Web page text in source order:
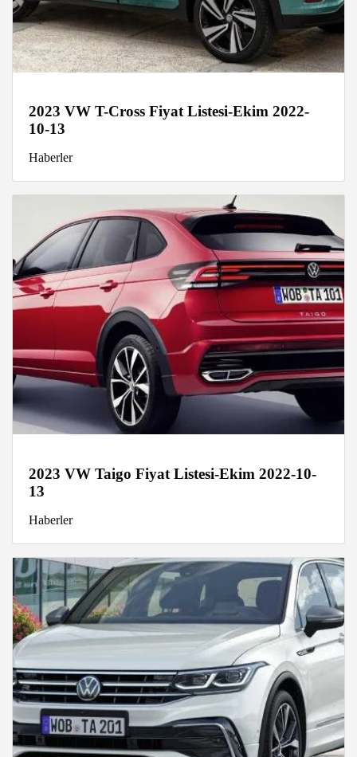
2023 VW T-Cross Fiyat Listesi-Ekim 2022-
10-13
Haberler
2023 VW Taigo Fiyat Listesi-Ekim 2022-10-
13
Haberler